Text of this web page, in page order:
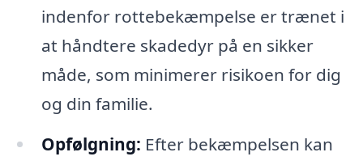
indenfor rottebekæmpelse er trænet i
at håndtere skadedyr på en sikker
måde, som minimerer risikoen for dig
og din familie.
Opfølgning: Efter bekæmpelsen kan